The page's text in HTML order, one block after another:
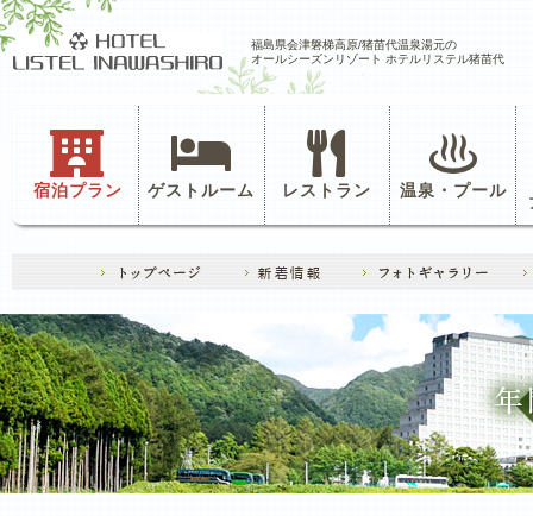
福島県会津磐梯高原/猪苗代温泉湯元の
オールシーズンリゾート ホテルリステル猪苗代
宿泊プラン ゲストルーム レストラン 温泉・プール